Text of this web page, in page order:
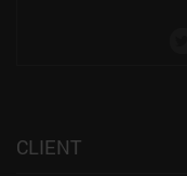
CLIENT